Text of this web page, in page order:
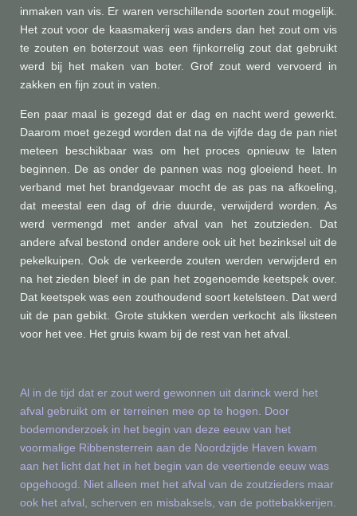
inmaken van vis. Er waren verschillende soorten zout mogelijk.
Het zout voor de kaasmakerij was anders dan het zout om vis
te zouten en boterzout was een fijnkorrelig zout dat gebruikt
werd bij het maken van boter. Grof zout werd vervoerd in
zakken en fijn zout in vaten.
Een paar maal is gezegd dat er dag en nacht werd gewerkt.
Daarom moet gezegd worden dat na de vijfde dag de pan niet
meteen beschikbaar was om het proces opnieuw te laten
beginnen. De as onder de pannen was nog gloeiend heet. In
verband met het brandgevaar mocht de as pas na afkoeling,
dat meestal een dag of drie duurde, verwijderd worden. As
werd vermengd met ander afval van het zoutzieden. Dat
andere afval bestond onder andere ook uit het bezinksel uit de
pekelkuipen. Ook de verkeerde zouten werden verwijderd en
na het zieden bleef in de pan het zogenoemde keetspek over.
Dat keetspek was een zouthoudend soort ketelsteen. Dat werd
uit de pan gebikt. Grote stukken werden verkocht als liksteen
voor het vee. Het gruis kwam bij de rest van het afval.
Al in de tijd dat er zout werd gewonnen uit darinck werd het
afval gebruikt om er terreinen mee op te hogen. Door
bodemonderzoek in het begin van deze eeuw van het
voormalige Ribbensterrein aan de Noordzijde Haven kwam
aan het licht dat het in het begin van de veertiende eeuw was
opgehoogd. Niet alleen met het afval van de zoutzieders maar
ook het afval, scherven en misbaksels, van de pottebakkerijen.